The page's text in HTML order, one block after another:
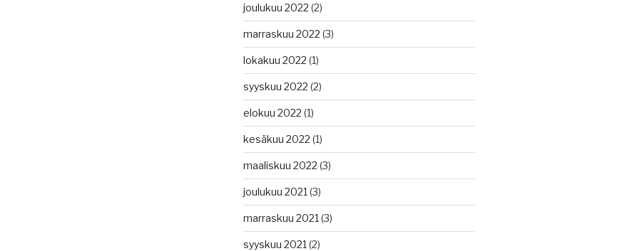
joulukuu 2022 (2)
marraskuu 2022 (3)
lokakuu 2022 (1)
syyskuu 2022 (2)
elokuu 2022 (1)
kesäkuu 2022 (1)
maaliskuu 2022 (3)
joulukuu 2021 (3)
marraskuu 2021 (3)
syyskuu 2021 (2)